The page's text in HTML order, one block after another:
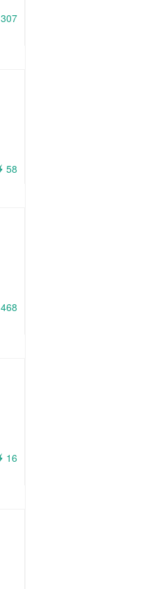
307
58
468
16